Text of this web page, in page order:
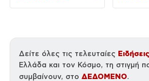
Δείτε όλες τις τελευταίες Ειδήσεις
Ελλάδα και τον Κόσμο, τη στιγμή
συμβαίνουν, στο ΔΕΔΟΜΕΝΟ.